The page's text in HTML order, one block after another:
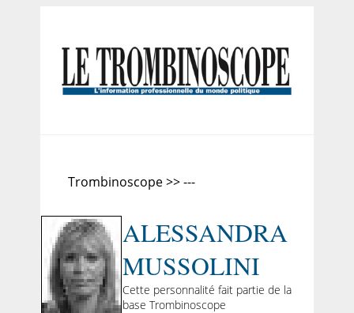
Trombinoscope >> ---
ALESSANDRA
MUSSOLINI
Cette personnalité fait partie de la
base Trombinoscope